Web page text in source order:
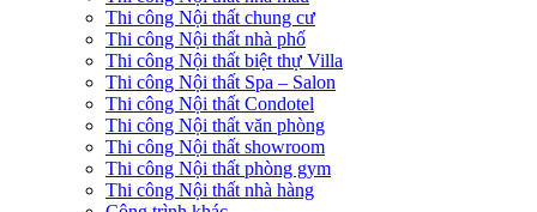
Thi công Nội thất chung cư
Thi công Nội thất nhà phố
Thi công Nội thất biệt thự Villa
Thi công Nội thất Spa – Salon
Thi công Nội thất Condotel
Thi công Nội thất văn phòng
Thi công Nội thất showroom
Thi công Nội thất phòng gym
Thi công Nội thất nhà hàng